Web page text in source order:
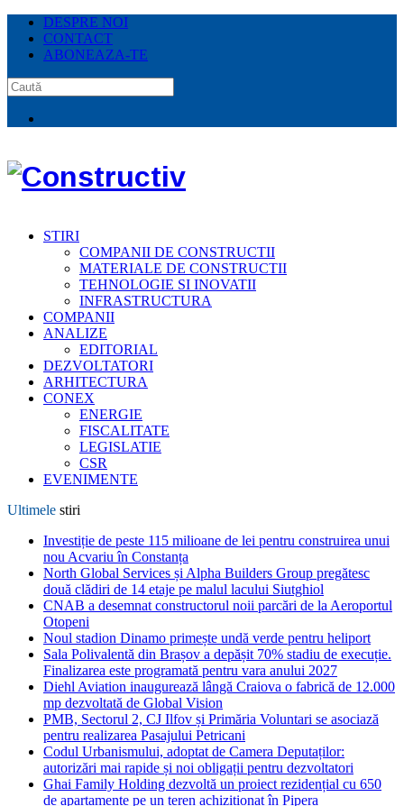
DESPRE NOI
CONTACT
ABONEAZA-TE
STIRI
COMPANII DE CONSTRUCTII
MATERIALE DE CONSTRUCTII
TEHNOLOGIE SI INOVATII
INFRASTRUCTURA
COMPANII
ANALIZE
EDITORIAL
DEZVOLTATORI
ARHITECTURA
CONEX
ENERGIE
FISCALITATE
LEGISLATIE
CSR
EVENIMENTE
Ultimele stiri
Investiție de peste 115 milioane de lei pentru construirea unui
nou Acvariu în Constanța
North Global Services și Alpha Builders Group pregătesc
două clădiri de 14 etaje pe malul lacului Siutghiol
CNAB a desemnat constructorul noii parcări de la Aeroportul
Otopeni
Noul stadion Dinamo primește undă verde pentru heliport
Sala Polivalentă din Brașov a depășit 70% stadiu de execuție.
Finalizarea este programată pentru vara anului 2027
Diehl Aviation inaugurează lângă Craiova o fabrică de 12.000
mp dezvoltată de Global Vision
PMB, Sectorul 2, CJ Ilfov și Primăria Voluntari se asociază
pentru realizarea Pasajului Petricani
Codul Urbanismului, adoptat de Camera Deputaților:
autorizări mai rapide și noi obligații pentru dezvoltatori
Ghai Family Holding dezvoltă un proiect rezidențial cu 650
de apartamente pe un teren achiziționat în Pipera